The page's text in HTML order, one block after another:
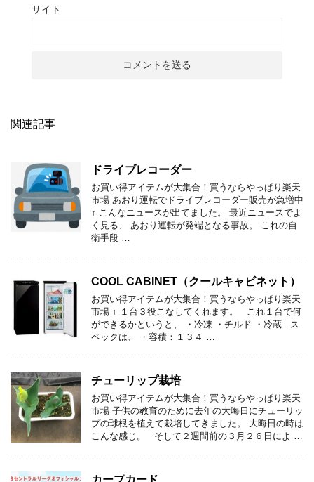
サイト
関連記事
ドライブレコーダー
お買い得アイテムが大集合！買うならやっぱり楽天
市場 あおり運転でドライブレコーダー販売が急増中
↑ こんなニュースが出てました。 最近ニュースでよ
く見る、 あおり運転が発端となる事故。 これの自
衛手段 …
COOL CABINET（クールキャビネット）
お買い得アイテムが大集合！買うならやっぱり楽天
市場 ↑ １台３役こなしてくれます。 これ１台で何
ができるかというと、 ・冷凍 ・チルド ・冷蔵 ス
ペックは、 ・容積：１３４ …
チューリップ栽培
お買い得アイテムが大集合！買うならやっぱり楽天
市場 子供の教育のために去年の大晦日にチューリッ
プの球根を植えて栽培してきました。 大晦日の時は
こんな感じ。 そして２週間前の３月２６日によ …
カープカード